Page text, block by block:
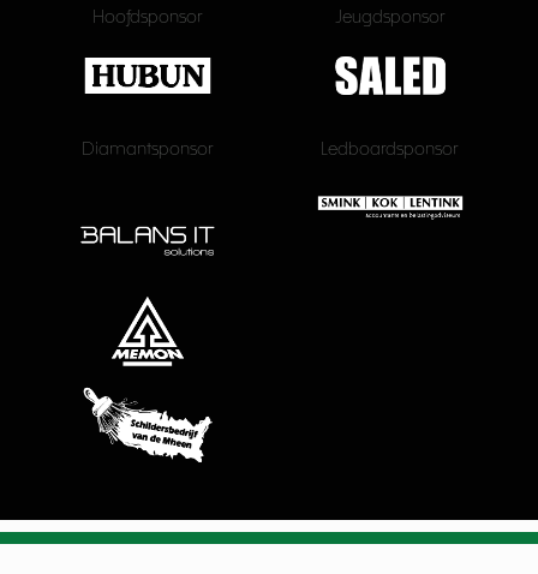
Hoofdsponsor Jeugdsponsor
Diamantsponsor Ledboardsponsor